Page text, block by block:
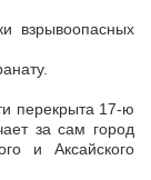
взрывоопасных
перекрыта 17-ю
за сам город
и Аксайского